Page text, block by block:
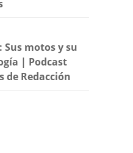
Sus motos y su
| Podcast
de Redacción